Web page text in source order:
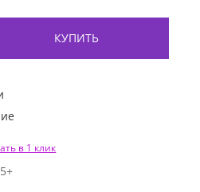
КУПИТЬ
в 1 клик